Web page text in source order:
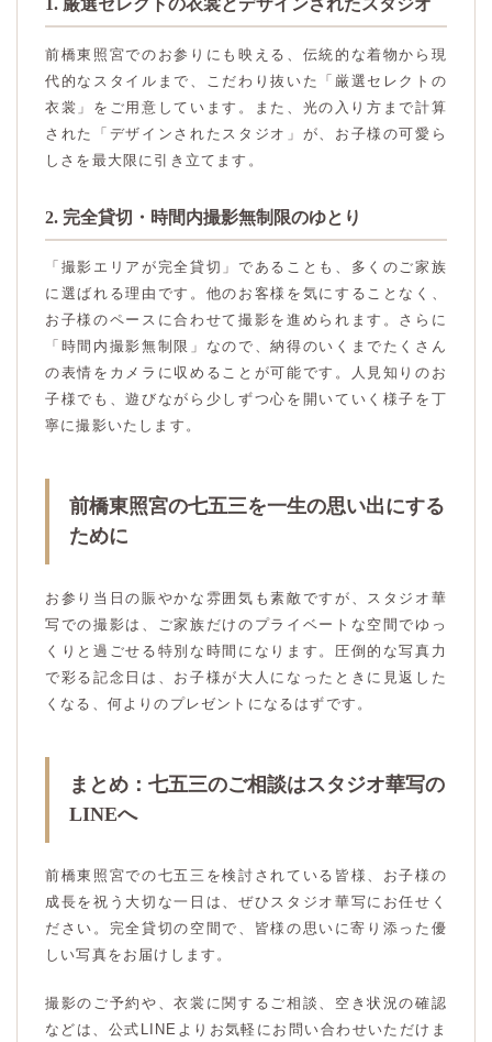
1. 厳選セレクトの衣裳とデザインされたスタジオ
前橋東照宮でのお参りにも映える、伝統的な着物から現
代的なスタイルまで、こだわり抜いた「厳選セレクトの
衣裳」をご用意しています。また、光の入り方まで計算
された「デザインされたスタジオ」が、お子様の可愛ら
しさを最大限に引き立てます。
2. 完全貸切・時間内撮影無制限のゆとり
「撮影エリアが完全貸切」であることも、多くのご家族
に選ばれる理由です。他のお客様を気にすることなく、
お子様のペースに合わせて撮影を進められます。さらに
「時間内撮影無制限」なので、納得のいくまでたくさん
の表情をカメラに収めることが可能です。人見知りのお
子様でも、遊びながら少しずつ心を開いていく様子を丁
寧に撮影いたします。
前橋東照宮の七五三を一生の思い出にする
ために
お参り当日の賑やかな雰囲気も素敵ですが、スタジオ華
写での撮影は、ご家族だけのプライベートな空間でゆっ
くりと過ごせる特別な時間になります。圧倒的な写真力
で彩る記念日は、お子様が大人になったときに見返した
くなる、何よりのプレゼントになるはずです。
まとめ：七五三のご相談はスタジオ華写の
LINEへ
前橋東照宮での七五三を検討されている皆様、お子様の
成長を祝う大切な一日は、ぜひスタジオ華写にお任せく
ださい。完全貸切の空間で、皆様の思いに寄り添った優
しい写真をお届けします。
撮影のご予約や、衣裳に関するご相談、空き状況の確認
などは、公式LINEよりお気軽にお問い合わせいただけま